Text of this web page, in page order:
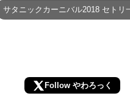
サタニックカーニバル2018 セトリ
Follow やわろっく